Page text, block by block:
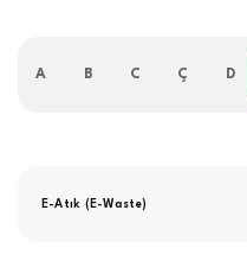
A B C Ç D
E-Atık (E-Waste)